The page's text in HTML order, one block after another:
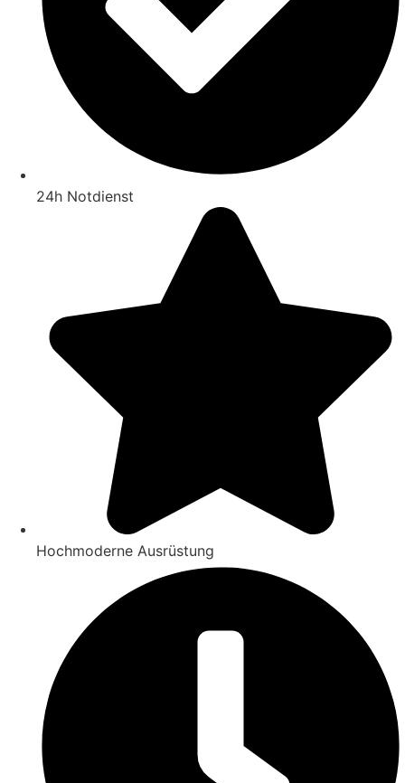
24h Notdienst
Hochmoderne Ausrüstung